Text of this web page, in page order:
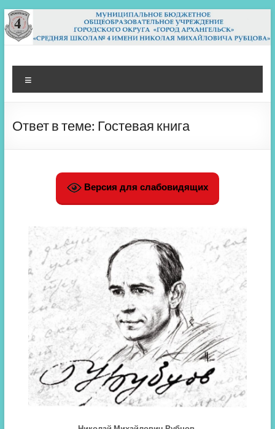
Перейти
к
содержимому
МБОУ СШ 4
Архангельск
Ответ в теме: Гостевая книга
Версия для слабовидящих